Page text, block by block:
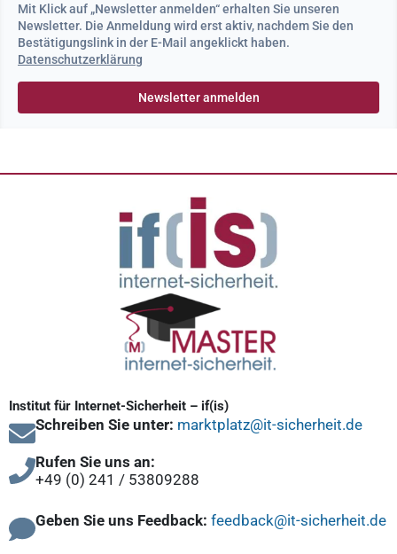
Mit Klick auf „Newsletter anmelden“ erhalten Sie unseren
Newsletter. Die Anmeldung wird erst aktiv, nachdem Sie den
Bestätigungslink in der E-Mail angeklickt haben.
Datenschutzerklärung
Institut für Internet-Sicherheit – if(is)
Schreiben Sie unter: marktplatz@it-sicherheit.de
Rufen Sie uns an:
+49 (0) 241 / 53809288
Geben Sie uns Feedback: feedback@it-sicherheit.de